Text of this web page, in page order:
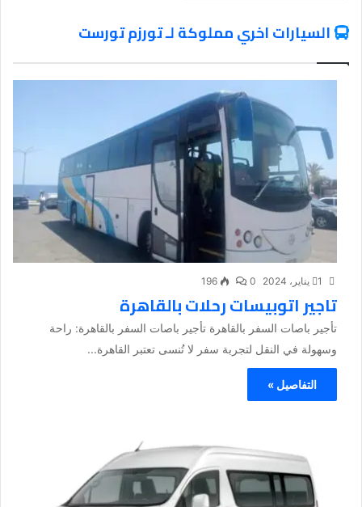
السيارات اخري مملوكة لـ تورزم تورست
1 يناير، 2024 0
196
تاجير اتوبيسات رحلات بالقاهرة
تأجير باصات السفر بالقاهرة تأجير باصات السفر بالقاهرة: راحة
وسهولة في النقل لتجربة سفر لا تُنسى تعتبر القاهرة...
التفاصيل »